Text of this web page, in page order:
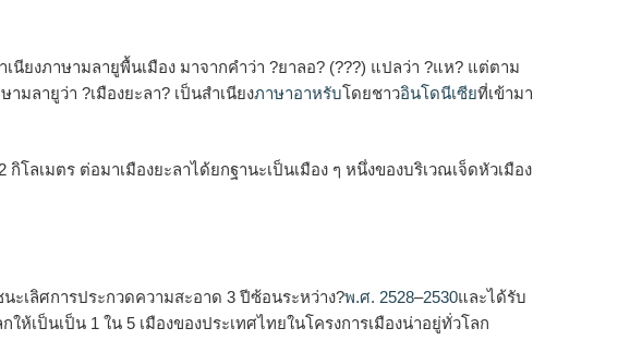
เนียงภาษามลายูพื้นเมือง มาจากคำว่า ?ยาลอ? (???) แปลว่า ?แห? แต่ตาม
มลายูว่า ?เมืองยะลา? เป็นสำเนียงภาษาอาหรับโดยชาวอินโดนีเซียที่เข้ามา
ลเมตร ต่อมาเมืองยะลาได้ยกฐานะเป็นเมือง ๆ หนึ่งของบริเวณเจ็ดหัวเมือง
ะเลิศการประกวดความสะอาด 3 ปีซ้อนระหว่าง?พ.ศ. 2528–2530และได้รับ
ห้เป็นเป็น 1 ใน 5 เมืองของประเทศไทยในโครงการเมืองน่าอยู่ทั่วโลก